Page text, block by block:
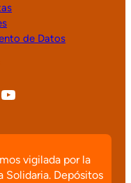
de Datos
vigilada por la
Solidaria. Depósitos